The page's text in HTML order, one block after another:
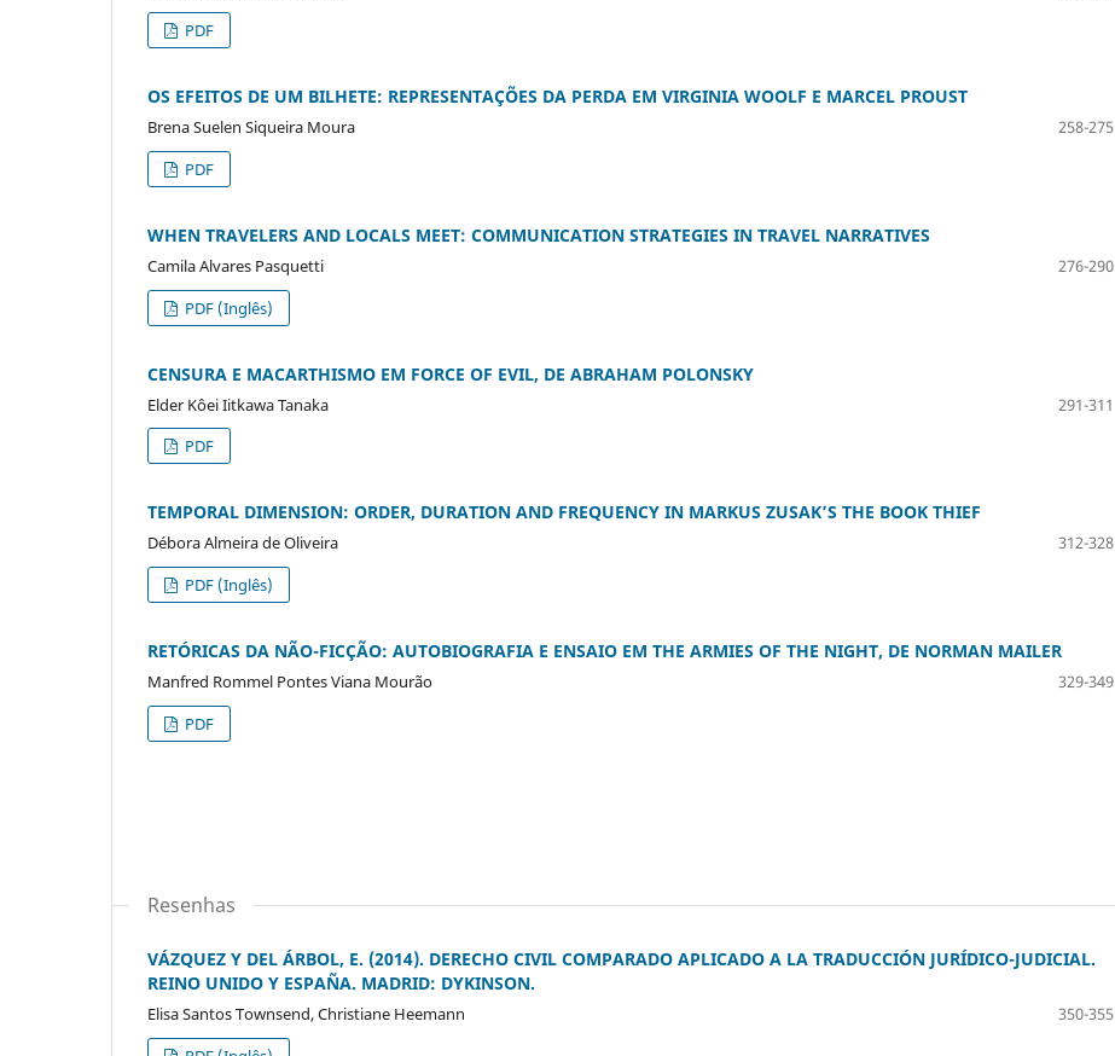
PDF
OS EFEITOS DE UM BILHETE: REPRESENTAÇÕES DA PERDA EM VIRGINIA WOOLF E MARCEL PROUST
Brena Suelen Siqueira Moura
258-275
PDF
WHEN TRAVELERS AND LOCALS MEET: COMMUNICATION STRATEGIES IN TRAVEL NARRATIVES
Camila Alvares Pasquetti
276-290
PDF (Inglês)
CENSURA E MACARTHISMO EM FORCE OF EVIL, DE ABRAHAM POLONSKY
Elder Kôei Iitkawa Tanaka
291-311
PDF
TEMPORAL DIMENSION: ORDER, DURATION AND FREQUENCY IN MARKUS ZUSAK’S THE BOOK THIEF
Débora Almeira de Oliveira
312-328
PDF (Inglês)
RETÓRICAS DA NÃO-FICÇÃO: AUTOBIOGRAFIA E ENSAIO EM THE ARMIES OF THE NIGHT, DE NORMAN MAILER
Manfred Rommel Pontes Viana Mourão
329-349
PDF
Resenhas
VÁZQUEZ Y DEL ÁRBOL, E. (2014). DERECHO CIVIL COMPARADO APLICADO A LA TRADUCCIÓN JURÍDICO-JUDICIAL.
REINO UNIDO Y ESPAÑA. MADRID: DYKINSON.
Elisa Santos Townsend, Christiane Heemann
350-355